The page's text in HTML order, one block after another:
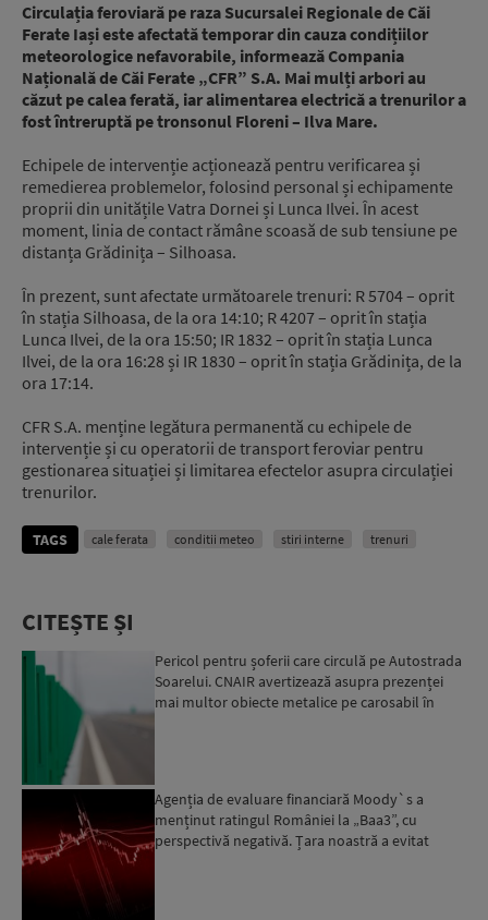
Circulația feroviară pe raza Sucursalei Regionale de Căi
Ferate Iași este afectată temporar din cauza condițiilor
meteorologice nefavorabile, informează Compania
Națională de Căi Ferate „CFR” S.A. Mai mulți arbori au
căzut pe calea ferată, iar alimentarea electrică a trenurilor a
fost întreruptă pe tronsonul Floreni – Ilva Mare.
Echipele de intervenție acționează pentru verificarea și
remedierea problemelor, folosind personal și echipamente
proprii din unitățile Vatra Dornei și Lunca Ilvei. În acest
moment, linia de contact rămâne scoasă de sub tensiune pe
distanța Grădinița – Silhoasa.
În prezent, sunt afectate următoarele trenuri: R 5704 – oprit
în stația Silhoasa, de la ora 14:10; R 4207 – oprit în stația
Lunca Ilvei, de la ora 15:50; IR 1832 – oprit în stația Lunca
Ilvei, de la ora 16:28 și IR 1830 – oprit în stația Grădinița, de la
ora 17:14.
CFR S.A. menține legătura permanentă cu echipele de
intervenție și cu operatorii de transport feroviar pentru
gestionarea situației și limitarea efectelor asupra circulației
trenurilor.
TAGS cale ferata conditii meteo stiri interne trenuri
CITEȘTE ȘI
Pericol pentru șoferii care circulă pe Autostrada
Soarelui. CNAIR avertizează asupra prezenței
mai multor obiecte metalice pe carosabil în
Agenția de evaluare financiară Moody`s a
menținut ratingul României la „Baa3”, cu
perspectivă negativă. Țara noastră a evitat